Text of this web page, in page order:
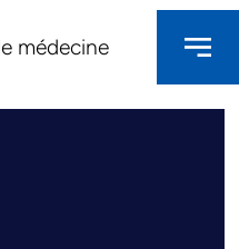
médecine